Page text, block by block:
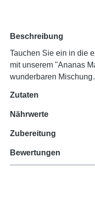
Beschreibung
Tauchen Sie ein in die
mit unserem "Ananas
wunderbaren
Zutaten
Nährwerte
Zubereitung
Bewertungen